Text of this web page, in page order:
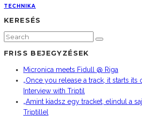
TECHNIKA
KERESÉS
FRISS BEJEGYZÉSEK
Micronica meets Fidull @ Riga
„Once you release a track, it starts its
Interview with Triptil
„Amint kiadsz egy tracket, elindul a
Triptillel